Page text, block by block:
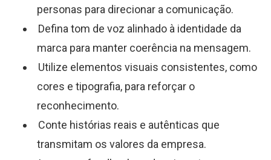
personas para direcionar a comunicação.
Defina tom de voz alinhado à identidade da
marca para manter coerência na mensagem.
Utilize elementos visuais consistentes, como
cores e tipografia, para reforçar o
reconhecimento.
Conte histórias reais e autênticas que
transmitam os valores da empresa.